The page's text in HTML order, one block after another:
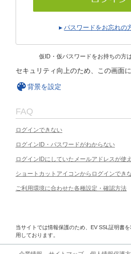
パスワードをお忘れの
仮ID・仮パスワードをお持ちの方
セキュリティ向上のため、この画面
背景を設定
FAQ
ログインできない
ログインID・パスワードがわからない
ログインIDにしていたメールアドレスが使
ショートカットアイコンからログインでき
ご利用環境に合わせた各種設定・確認方法
当サイトでは情報保護のため、EV SSL証明書
用しております。